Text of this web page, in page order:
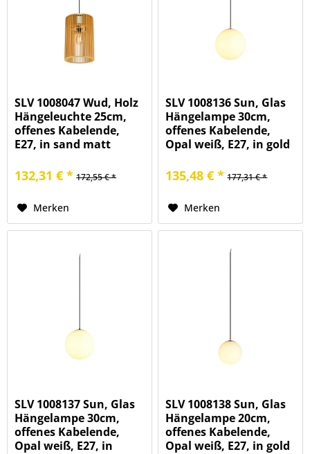
SLV 1008047 Wud, Holz
Hängeleuchte 25cm,
offenes Kabelende,
E27, in sand matt
132,31 € * 172,55 € *
Merken
SLV 1008136 Sun, Glas
Hängelampe 30cm,
offenes Kabelende,
Opal weiß, E27, in gold
135,48 € * 177,31 € *
Merken
SLV 1008137 Sun, Glas
Hängelampe 30cm,
offenes Kabelende,
Opal weiß, E27, in
SLV 1008138 Sun, Glas
Hängelampe 20cm,
offenes Kabelende,
Opal weiß, E27, in gold